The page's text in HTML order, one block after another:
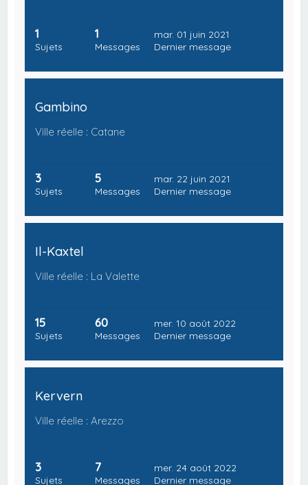
1
Sujets
1
Messages
mar. 01 juin 2021
Dernier message
Gambino
Ville réelle : Catane
3
Sujets
5
Messages
mar. 22 juin 2021
Dernier message
Il-Kaxtel
Ville réelle : La Valette
15
Sujets
60
Messages
mer. 10 août 2022
Dernier message
Kervern
Ville réelle : Arezzo
3
Sujets
7
Messages
mer. 24 août 2022
Dernier message